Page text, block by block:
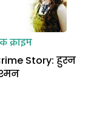
क्राइम
Story: हुस्न